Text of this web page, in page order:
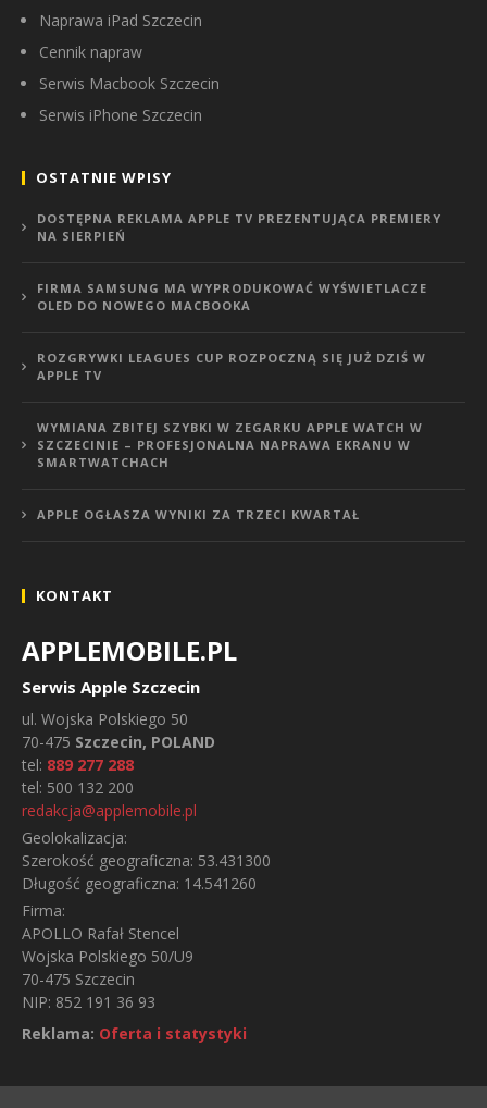
Naprawa iPad Szczecin
Cennik napraw
Serwis Macbook Szczecin
Serwis iPhone Szczecin
OSTATNIE WPISY
DOSTĘPNA REKLAMA APPLE TV PREZENTUJĄCA PREMIERY
NA SIERPIEŃ
FIRMA SAMSUNG MA WYPRODUKOWAĆ WYŚWIETLACZE
OLED DO NOWEGO MACBOOKA
ROZGRYWKI LEAGUES CUP ROZPOCZNĄ SIĘ JUŻ DZIŚ W
APPLE TV
WYMIANA ZBITEJ SZYBKI W ZEGARKU APPLE WATCH W
SZCZECINIE – PROFESJONALNA NAPRAWA EKRANU W
SMARTWATCHACH
APPLE OGŁASZA WYNIKI ZA TRZECI KWARTAŁ
KONTAKT
APPLEMOBILE.PL
Serwis Apple Szczecin
ul. Wojska Polskiego 50
70-475 Szczecin, POLAND
tel: 889 277 288
tel: 500 132 200
redakcja@applemobile.pl
Geolokalizacja:
Szerokość geograficzna: 53.431300
Długość geograficzna: 14.541260
Firma:
APOLLO Rafał Stencel
Wojska Polskiego 50/U9
70-475 Szczecin
NIP: 852 191 36 93
Reklama: Oferta i statystyki